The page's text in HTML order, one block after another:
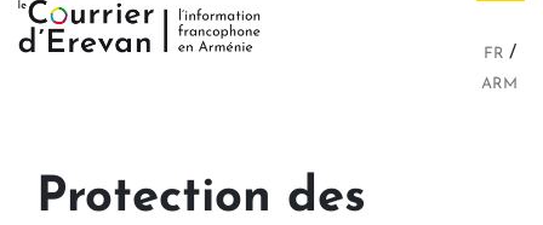
FR
ARM
Protection des